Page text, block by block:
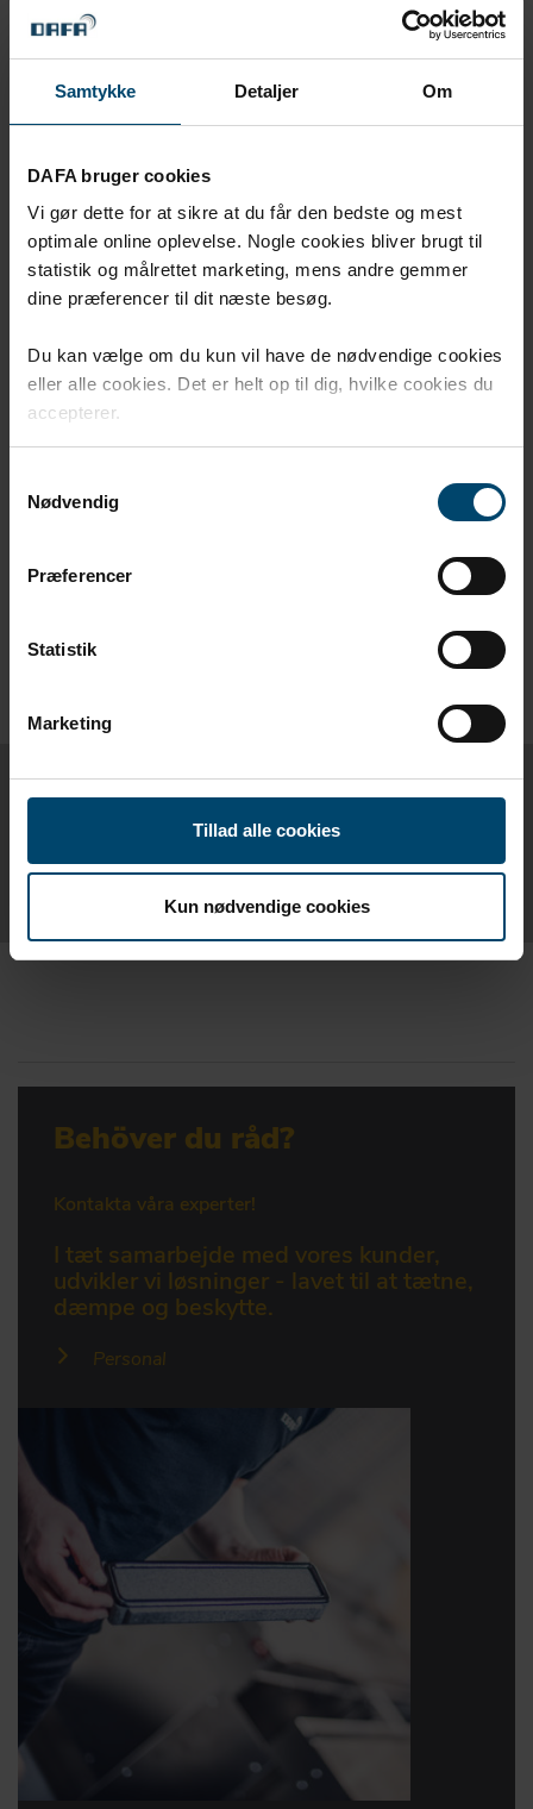
Samtykke Detaljer Om
DAFA bruger cookies
Vi gør dette for at sikre at du får den bedste og mest
optimale online oplevelse. Nogle cookies bliver brugt til
statistik og målrettet marketing, mens andre gemmer
dine præferencer til dit næste besøg.
Du kan vælge om du kun vil have de nødvendige cookies
eller alle cookies. Det er helt op til dig, hvilke cookies du
accepterer.
Nødvendig
Præferencer
Statistik
Marketing
Tillad alle cookies
Kun nødvendige cookies
PRODUKTBLAD
SE MODUL TÄTNINGSLIST
Behöver du råd?
Kontakta våra experter!
I tæt samarbejde med vores kunder,
udvikler vi løsninger - lavet til at tætne,
dæmpe og beskytte.
Personal